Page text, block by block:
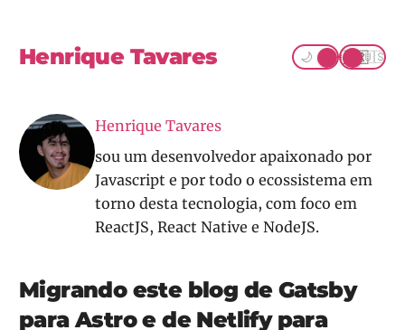
Henrique Tavares 🌙 ☀️ 🇧🇷🇺🇸
Henrique Tavares
sou um desenvolvedor apaixonado por
Javascript e por todo o ecossistema em
torno desta tecnologia, com foco em
ReactJS, React Native e NodeJS.
Migrando este blog de Gatsby
para Astro e de Netlify para